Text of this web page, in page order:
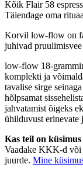
Kõik Flair 58
Täiendage oma
Korvil low-flow on
juhivad
low-flow 18-
komplekti ja
tavalise sirge
hõlpsamat
jahvatamist õigeks
ühilduvust erinevate
Kas teil on küsimus
Vaadake KKK-d või
juurde. Mine